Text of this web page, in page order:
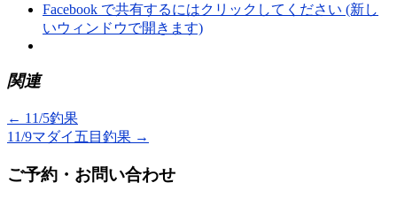
Facebook で共有するにはクリックしてください (新し
いウィンドウで開きます)
関連
← 11/5釣果
11/9マダイ五目釣果 →
ご予約・お問い合わせ